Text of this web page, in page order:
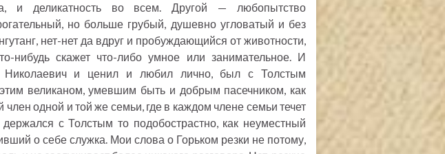
и деликатность во всем. Другой — любопытство
но больше грубый, душевно угловатый и без
нет-нет да вдруг и пробуждающийся от животности,
нибудь скажет что-либо умное или занимательное. И
Николаевич и ценил и любил лично, был с Толстым
великаном, умевшим быть и добрым пасечником, как
одной и той же семьи, где в каждом члене семьи течет
с Толстым то подобострастно, как неуместный
о себе служка. Мои слова о Горьком резки не потому,